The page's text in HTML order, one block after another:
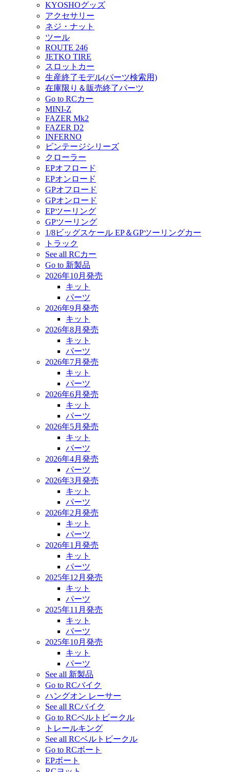
KYOSHOグッズ
アクセサリー
ネジ・ナット
ツール
ROUTE 246
JETKO TIRE
スロットカー
生産終了モデル(パーツ検索用)
在庫限り＆販売終了パーツ
Go to RCカー
MINI-Z
FAZER Mk2
FAZER D2
INFERNO
ビンテージシリーズ
クローラー
EPオフロード
EPオンロード
GPオフロード
GPオンロード
EPツーリング
GPツーリング
1/8ビッグスケール EP＆GPツーリングカー
トラック
See all RCカー
Go to 新製品
2026年10月発売
キット
パーツ
2026年9月発売
キット
2026年8月発売
キット
パーツ
2026年7月発売
キット
パーツ
2026年6月発売
キット
パーツ
2026年5月発売
キット
パーツ
2026年4月発売
パーツ
2026年3月発売
キット
パーツ
2026年2月発売
キット
パーツ
2026年1月発売
キット
パーツ
2025年12月発売
キット
パーツ
2025年11月発売
キット
パーツ
2025年10月発売
キット
パーツ
See all 新製品
Go to RCバイク
ハングオン レーサー
See all RCバイク
Go to RCベルトビークル
トレールキング
See all RCベルトビークル
Go to RCボート
EPボート